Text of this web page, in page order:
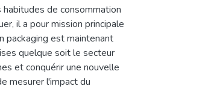
de consommation
il a pour mission principale
packaging est maintenant
quelque soit le secteur
et conquérir une nouvelle
mesurer l'impact du